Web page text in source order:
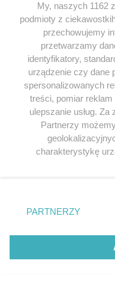
Józef
Powstanie
My, naszych 1162
podmioty z
przechowujemy
przetwarzamy
identyfikatory,
urządzenie czy dane
spersonalizowanych
treści, pomiar
ulepszanie usług.
Partnerzy
charakterystykę
zmienić/wycofać
znajdujący się w
użytkownika, ale
przetwarzaniu.
PARTNERZY